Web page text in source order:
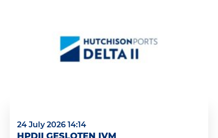
24 July 2026 14:14